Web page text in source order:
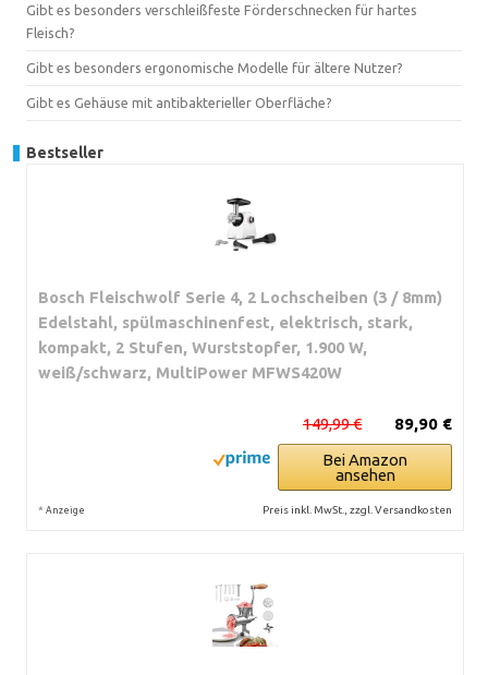
Gibt es besonders verschleißfeste Förderschnecken für hartes
Fleisch?
Gibt es besonders ergonomische Modelle für ältere Nutzer?
Gibt es Gehäuse mit antibakterieller Oberfläche?
Bestseller
Bosch Fleischwolf Serie 4, 2 Lochscheiben (3 / 8mm)
Edelstahl, spülmaschinenfest, elektrisch, stark,
kompakt, 2 Stufen, Wurststopfer, 1.900 W,
weiß/schwarz, MultiPower MFWS420W
89,90 €
149,99 €
Bei Amazon
ansehen
* Anzeige Preis inkl. MwSt., zzgl. Versandkosten